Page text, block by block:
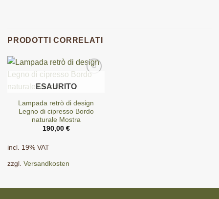
PRODOTTI CORRELATI
ESAURITO
Lampada retrò di design
Legno di cipresso Bordo
naturale Mostra
190,00 €
incl. 19% VAT
zzgl. Versandkosten